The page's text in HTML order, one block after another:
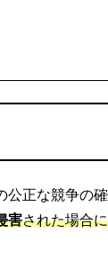
正な競争の確
害された場合